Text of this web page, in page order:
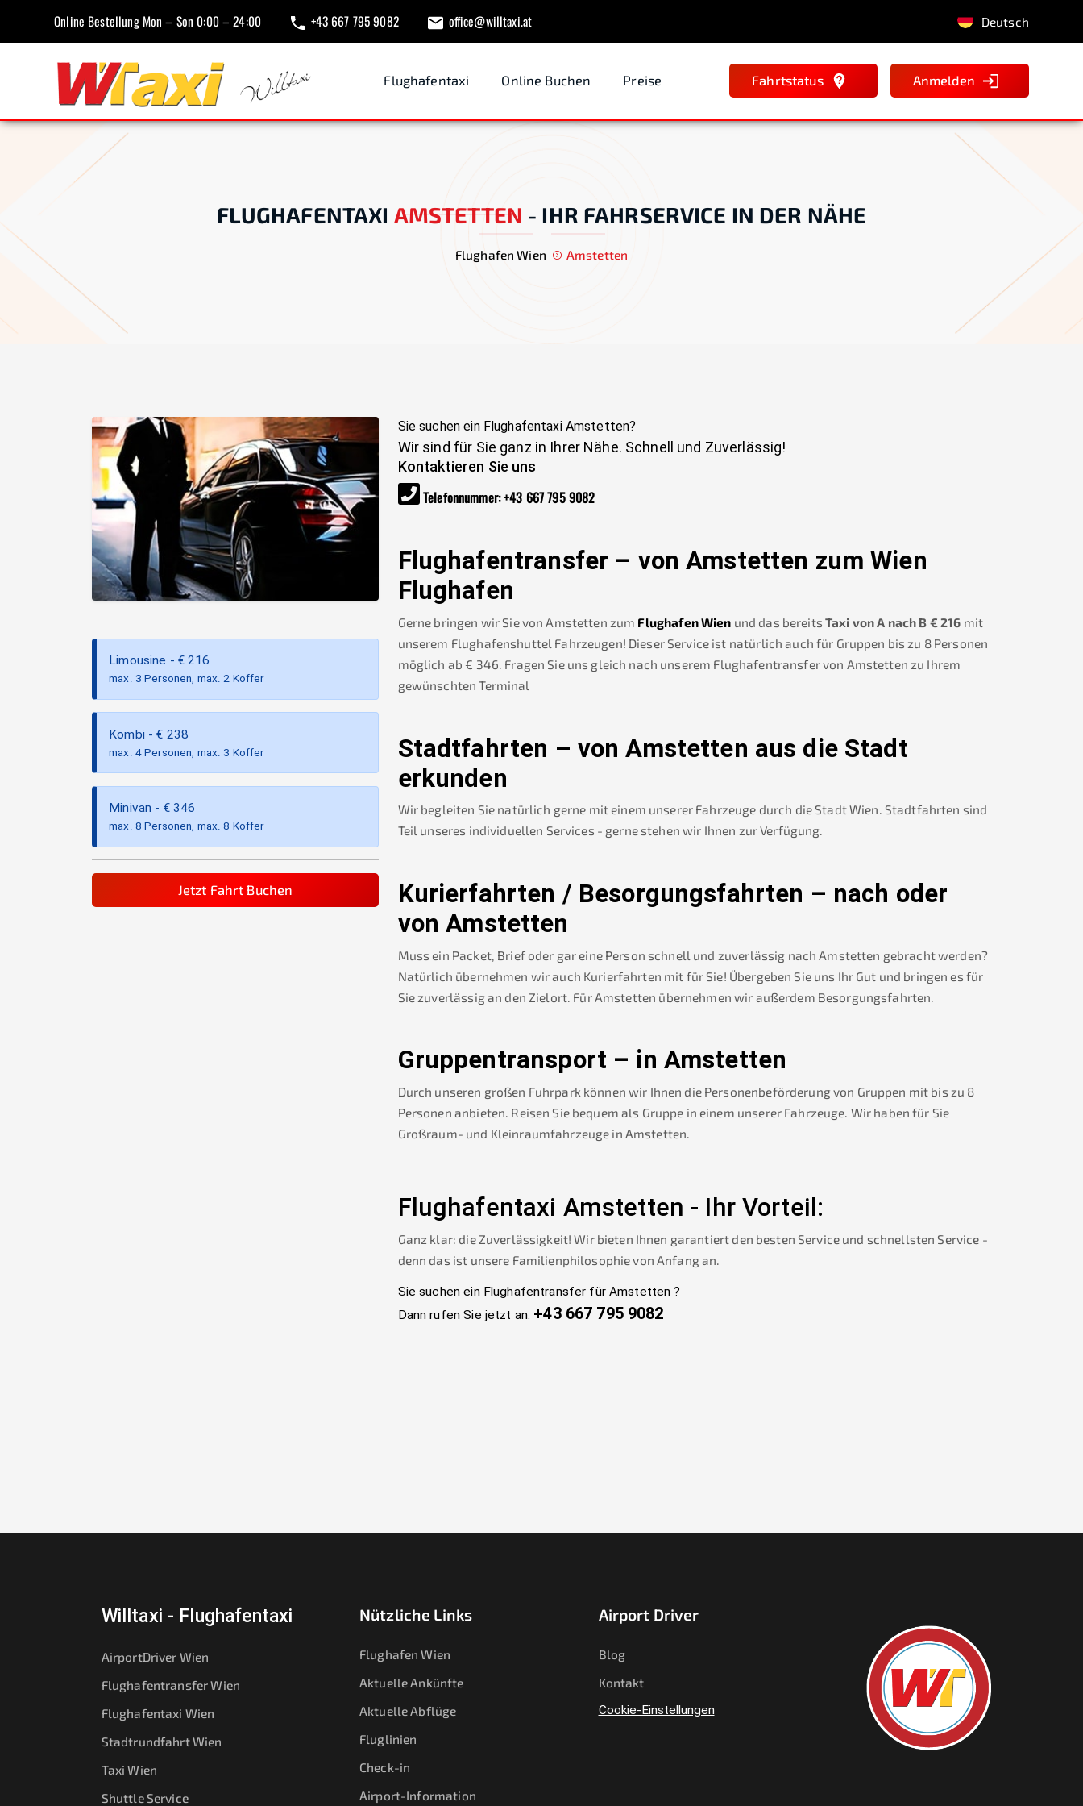
Online Bestellung Mon – Son 0:00 – 24:00 +43 667 795 9082 office@willtaxi.at Deutsch
Flughafentaxi Online Buchen Preise Fahrtstatus Anmelden
FLUGHAFENTAXI AMSTETTEN - IHR FAHRSERVICE IN DER NÄHE
Flughafen Wien Amstetten
Limousine - €216
max. 3 Personen, max. 2 Koffer
Kombi - € 238
max. 4 Personen, max. 3 Koffer
Minivan - € 346
max. 8 Personen, max. 8 Koffer
Jetzt Fahrt Buchen
Sie suchen ein Flughafentaxi Amstetten?
Wir sind für Sie ganz in Ihrer Nähe. Schnell und Zuverlässig!
Kontaktieren Sie uns
Telefonnummer:+43 667 795 9082
Flughafentransfer – vonAmstetten zum Wien
Flughafen
Gerne bringen wir Sie von Amstetten zum Flughafen Wien und das bereits Taxi von A nach B €216 mit
unserem Flughafenshuttel Fahrzeugen! Dieser Service ist natürlich auch für Gruppen bis zu 8 Personen
möglich ab € 346. Fragen Sie uns gleich nach unserem Flughafentransfer von Amstetten zu Ihrem
gewünschten Terminal
Stadtfahrten – von Amstetten aus die Stadt
erkunden
Wir begleiten Sie natürlich gerne mit einem unserer Fahrzeuge durch die Stadt Wien. Stadtfahrten sind
Teil unseres individuellen Services - gerne stehen wir Ihnen zur Verfügung.
Kurierfahrten / Besorgungsfahrten – nach oder
von Amstetten
Muss ein Packet, Brief oder gar eine Person schnell und zuverlässig nach Amstetten gebracht werden?
Natürlich übernehmen wir auch Kurierfahrten mit für Sie! Übergeben Sie uns Ihr Gut und bringen es für
Sie zuverlässig an den Zielort. Für Amstetten übernehmen wir außerdem Besorgungsfahrten.
Gruppentransport – in Amstetten
Durch unseren großen Fuhrpark können wir Ihnen die Personenbeförderung von Gruppen mit bis zu 8
Personen anbieten. Reisen Sie bequem als Gruppe in einem unserer Fahrzeuge. Wir haben für Sie
Großraum- und Kleinraumfahrzeuge in Amstetten.
Flughafentaxi Amstetten - Ihr Vorteil:
Ganz klar: die Zuverlässigkeit! Wir bieten Ihnen garantiert den besten Service und schnellsten Service -
denn das ist unsere Familienphilosophie von Anfang an.
Sie suchen ein Flughafentransfer für Amstetten ?
Dann rufen Sie jetzt an: +43 667 795 9082
Willtaxi - Flughafentaxi
AirportDriver Wien
Flughafentransfer Wien
Flughafentaxi Wien
Stadtrundfahrt Wien
Taxi Wien
Shuttle Service
Nützliche Links
Flughafen Wien
Aktuelle Ankünfte
Aktuelle Abflüge
Fluglinien
Check-in
Airport-Information
Airport Driver
Blog
Kontakt
Cookie-Einstellungen